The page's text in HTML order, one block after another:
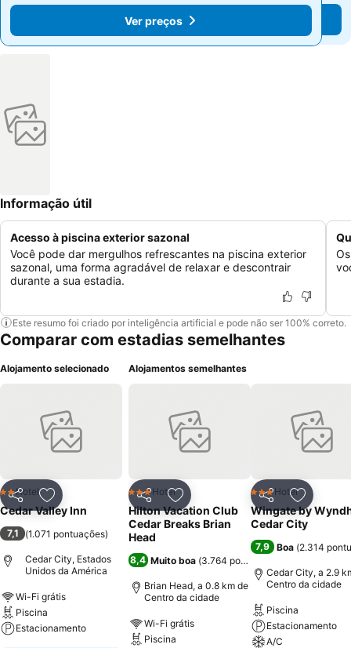
Ver preços
Ver preços
Informação útil
Acesso à piscina exterior sazonal
Você pode dar mergulhos refrescantes na piscina exterior
sazonal, uma forma agradável de relaxar e descontrair
durante a sua estadia.
Este resumo foi criado por inteligência artificial e pode não ser 100% correto.
Comparar com estadias semelhantes
Alojamento selecionado
PartilharAdicionar aos favoritos
2 Estrelas
Hotel
Cedar Valley Inn
7,1 (1.071 pontuações)
Cedar City, Estados
Unidos da América
Wi-Fi grátis
Piscina
Estacionamento
Alojamentos semelhantes
PartilharAdicionar aos favoritos
3 Estrelas
Hotel
Hilton Vacation Club
Cedar Breaks Brian
Head
8,4 Muito boa (3.764 pontuações
Brian Head, a 0.8 km de
Centro da cidade
Wi-Fi grátis
Piscina
Partilhar
3 Estrelas
Hotel
Wingate by
Cedar City
7,9 Boa (2.314
Cedar City, a 2.9
Centro da cidade
Piscina
Estacionamento
A/C